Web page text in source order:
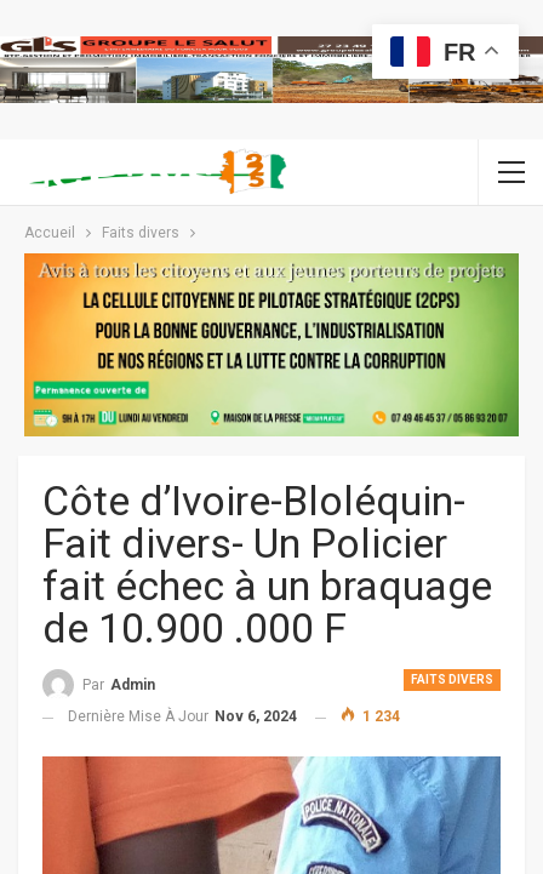
Accueil Faits divers
Côte d’Ivoire-Bloléquin-
Fait divers- Un Policier
fait échec à un braquage
de 10.900 .000 F
FAITS DIVERS
Par Admin
Dernière Mise À Jour Nov 6, 2024 1 234
FR